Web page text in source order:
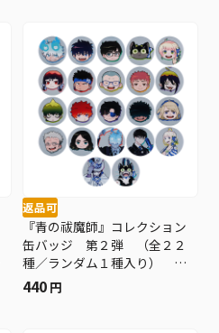
返品可
『青の祓魔師』コレクション
缶バッジ 第２弾 （全２２
種／ランダム１種入り） ＜
青の祓魔師展＞ ＢＥ１
440 円